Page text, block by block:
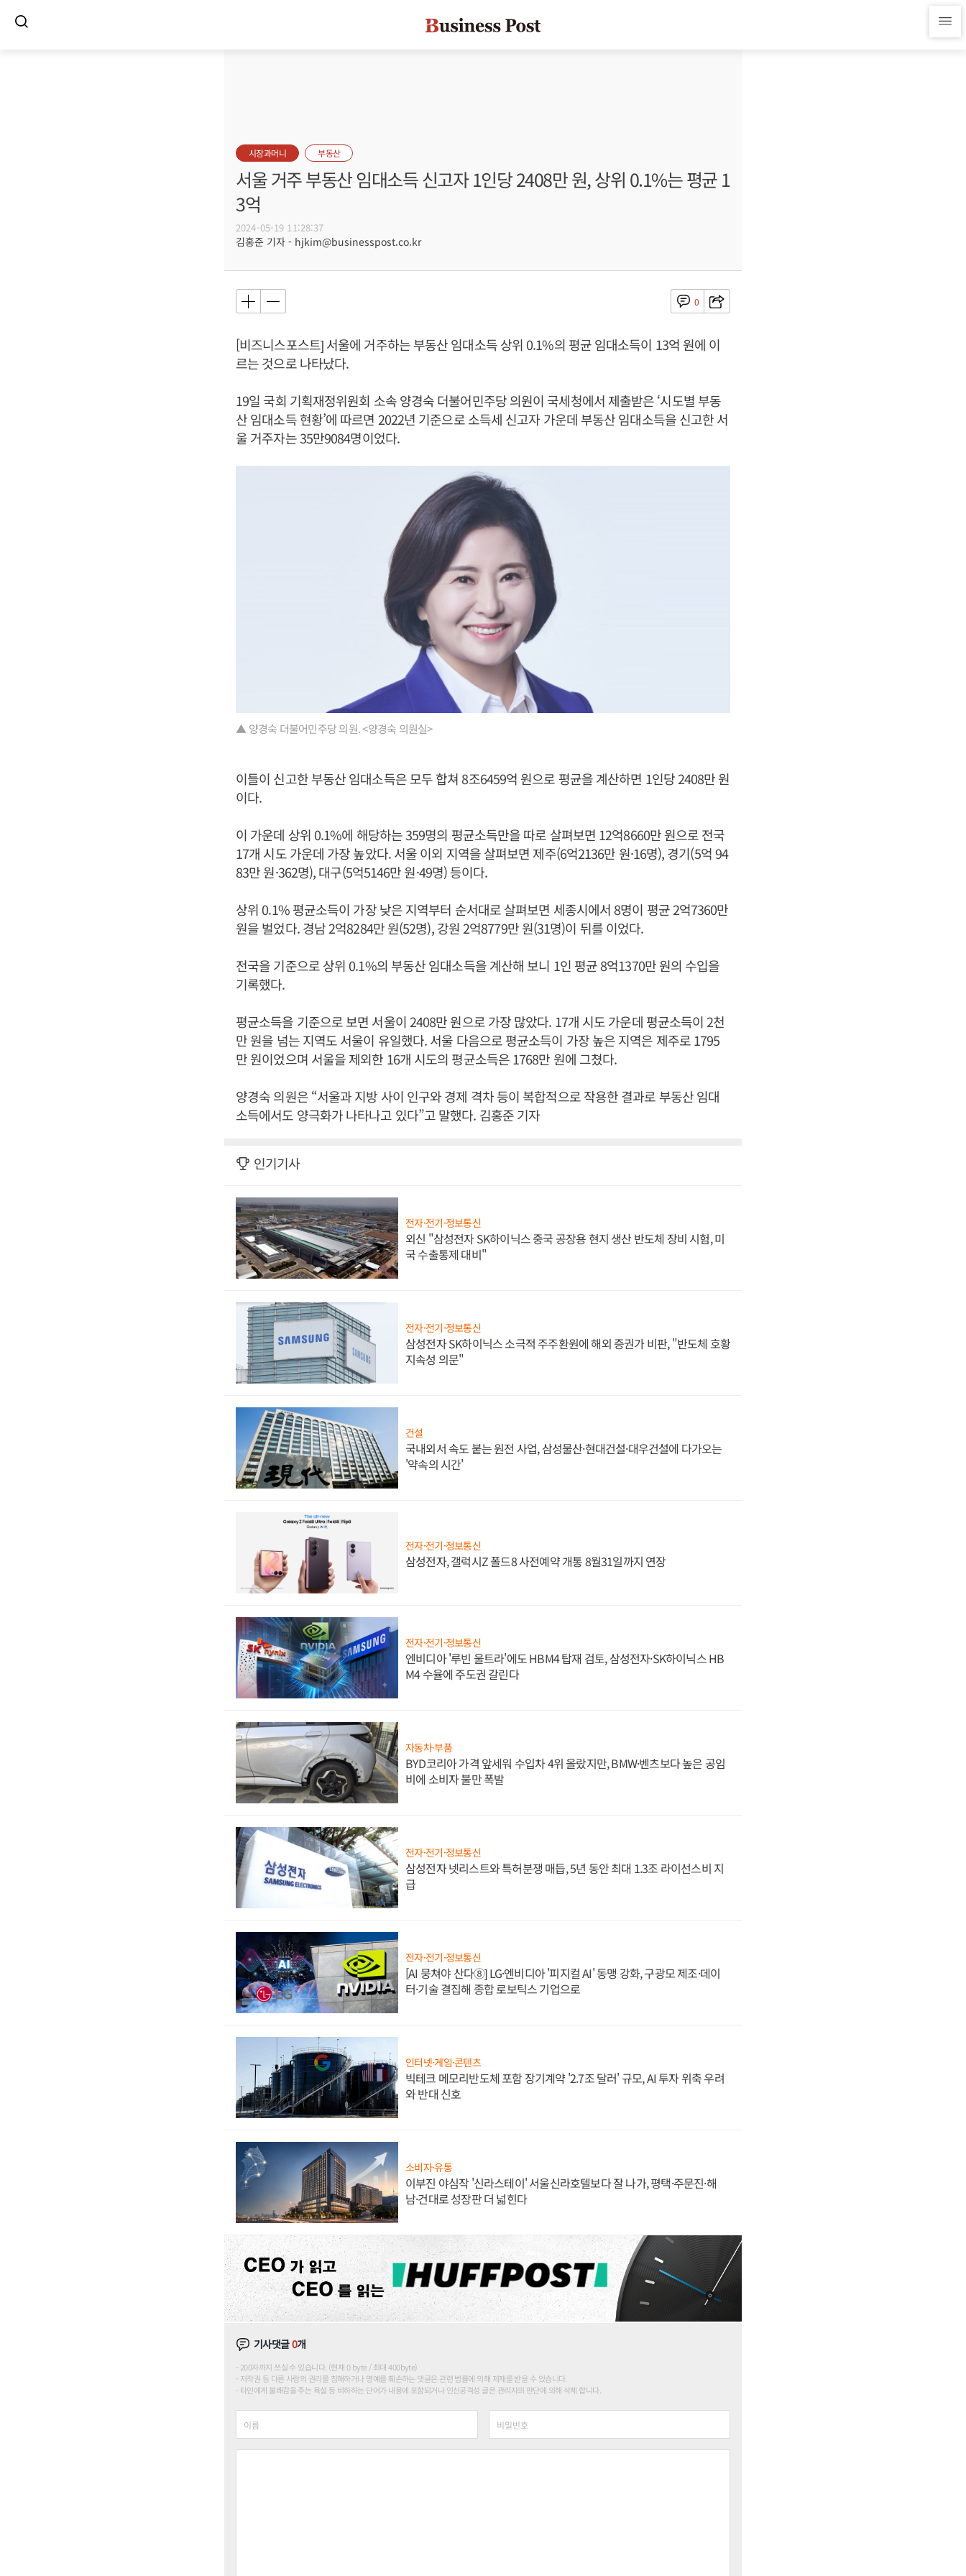
시장과머니 부동산
서울 거주 부동산 임대소득 신고자 1인당 2408만 원, 상위 0.1%는 평균 1
3억
2024-05-19 11:28:37
김홍준 기자 - hjkim@businesspost.co.kr
0
[비즈니스포스트] 서울에 거주하는 부동산 임대소득 상위 0.1%의 평균 임대소득이 13억 원에 이
르는 것으로 나타났다.
19일 국회 기획재정위원회 소속 양경숙 더불어민주당 의원이 국세청에서 제출받은 ‘시도별 부동
산 임대소득 현황’에 따르면 2022년 기준으로 소득세 신고자 가운데 부동산 임대소득을 신고한 서
울 거주자는 35만9084명이었다.
▲ 양경숙 더불어민주당 의원. <양경숙 의원실>
이들이 신고한 부동산 임대소득은 모두 합쳐 8조6459억 원으로 평균을 계산하면 1인당 2408만 원
이다.
이 가운데 상위 0.1%에 해당하는 359명의 평균소득만을 따로 살펴보면 12억8660만 원으로 전국
17개 시도 가운데 가장 높았다. 서울 이외 지역을 살펴보면 제주(6억2136만 원·16명), 경기(5억 94
83만 원·362명), 대구(5억5146만 원·49명) 등이다.
상위 0.1% 평균소득이 가장 낮은 지역부터 순서대로 살펴보면 세종시에서 8명이 평균 2억7360만
원을 벌었다. 경남 2억8284만 원(52명), 강원 2억8779만 원(31명)이 뒤를 이었다.
전국을 기준으로 상위 0.1%의 부동산 임대소득을 계산해 보니 1인 평균 8억1370만 원의 수입을
기록했다.
평균소득을 기준으로 보면 서울이 2408만 원으로 가장 많았다. 17개 시도 가운데 평균소득이 2천
만 원을 넘는 지역도 서울이 유일했다. 서울 다음으로 평균소득이 가장 높은 지역은 제주로 1795
만 원이었으며 서울을 제외한 16개 시도의 평균소득은 1768만 원에 그쳤다.
양경숙 의원은 “서울과 지방 사이 인구와 경제 격차 등이 복합적으로 작용한 결과로 부동산 임대
소득에서도 양극화가 나타나고 있다”고 말했다. 김홍준 기자
인기기사
전자·전기·정보통신
외신 "삼성전자 SK하이닉스 중국 공장용 현지 생산 반도체 장비 시험, 미
국 수출통제 대비"
전자·전기·정보통신
삼성전자 SK하이닉스 소극적 주주환원에 해외 증권가 비판, "반도체 호황
지속성 의문"
건설
국내외서 속도 붙는 원전 사업, 삼성물산·현대건설·대우건설에 다가오는
'약속의 시간'
전자·전기·정보통신
삼성전자, 갤럭시Z 폴드8 사전예약 개통 8월31일까지 연장
전자·전기·정보통신
엔비디아 '루빈 울트라'에도 HBM4 탑재 검토, 삼성전자·SK하이닉스 HB
M4 수율에 주도권 갈린다
자동차·부품
BYD코리아 가격 앞세워 수입차 4위 올랐지만, BMW·벤츠보다 높은 공임
비에 소비자 불만 폭발
전자·전기·정보통신
삼성전자 넷리스트와 특허분쟁 매듭, 5년 동안 최대 1.3조 라이선스비 지
급
전자·전기·정보통신
[AI 뭉쳐야 산다⑧] LG·엔비디아 '피지컬 AI' 동맹 강화, 구광모 제조·데이
터·기술 결집해 종합 로보틱스 기업으로
인터넷·게임·콘텐츠
빅테크 메모리반도체 포함 장기계약 '2.7조 달러' 규모, AI 투자 위축 우려
와 반대 신호
소비자·유통
이부진 야심작 '신라스테이' 서울신라호텔보다 잘 나가, 평택·주문진·해
남·건대로 성장판 더 넓힌다
기사댓글0개
200자까지 쓰실 수 있습니다. (현재 0 byte / 최대 400byte)
저작권 등 다른 사람의 권리를 침해하거나 명예를 훼손하는 댓글은 관련 법률에 의해 제재를 받을 수 있습니다.
타인에게 불쾌감을 주는 욕설 등 비하하는 단어가 내용에 포함되거나 인신공격성 글은 관리자의 판단에 의해 삭제 합니다.